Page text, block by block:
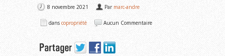
8 novembre 2021 Par marc-andre
dans copropriété Aucun Commentaire